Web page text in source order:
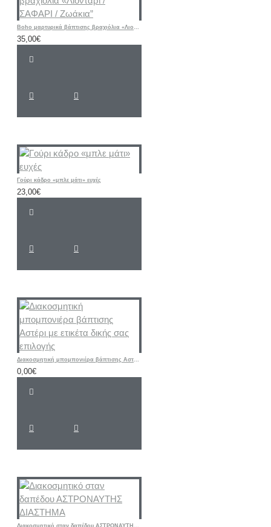
Boho μαρτυρικά βάπτισης βραχιόλια «Λιοντάρι / ΣΑΦΑΡΙ / Ζωάκια”
35,00€
Γούρι κάδρο «μπλε μάτι» ευχές
23,00€
Διακοσμητική μπομπονιέρα βάπτισης Αστέρι με ετικέτα δικής σας επιλογής
0,00€